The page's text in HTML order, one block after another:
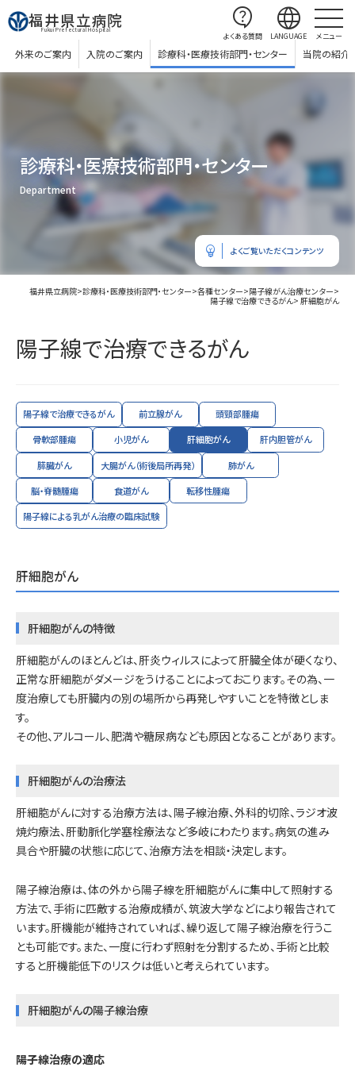
福井県立病院
Fukui Prefectural Hospital
外来のご案内 入院のご案内 診療科・医療技術部門・センター 当院の紹介
contact_support
よくある質問
language
LANGUAGE メニュー
診療科・医療技術部門・センター
Department
福井県立病院>診療科・医療技術部門・センター>各種センター>陽子線がん治療センター>
陽子線で治療できるがん> 肝細胞がん
陽子線で治療できるがん
陽子線で治療できるがん 前立腺がん 頭頸部腫瘍
骨軟部腫瘍 小児がん 肝細胞がん 肝内胆管がん
膵臓がん 大腸がん（術後局所再発） 肺がん
脳・脊髄腫瘍 食道がん 転移性腫瘍
陽子線による乳がん治療の臨床試験
肝細胞がん
肝細胞がんの特徴
肝細胞がんのほとんどは、肝炎ウィルスによって肝臓全体が硬くなり、
正常な肝細胞がダメージをうけることによっておこります。その為、一
度治療しても肝臓内の別の場所から再発しやすいことを特徴としま
す。
その他、アルコール、肥満や糖尿病なども原因となることがあります。
肝細胞がんの治療法
肝細胞がんに対する治療方法は、陽子線治療、外科的切除、ラジオ波
焼灼療法、肝動脈化学塞栓療法など多岐にわたります。病気の進み
具合や肝臓の状態に応じて、治療方法を相談・決定します。
陽子線治療は、体の外から陽子線を肝細胞がんに集中して照射する
方法で、手術に匹敵する治療成績が、筑波大学などにより報告されて
います。肝機能が維持されていれば、繰り返して陽子線治療を行うこ
とも可能です。また、一度に行わず照射を分割するため、手術と比較
すると肝機能低下のリスクは低いと考えられています。
肝細胞がんの陽子線治療
陽子線治療の適応
emoji_objects よくご覧いただくコンテンツ